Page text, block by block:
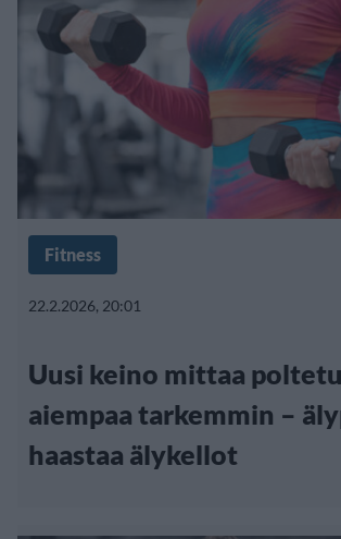
Fitness
22.2.2026, 20:01
Uusi keino mittaa
aiempaa tarkemmin –
haastaa älykellot